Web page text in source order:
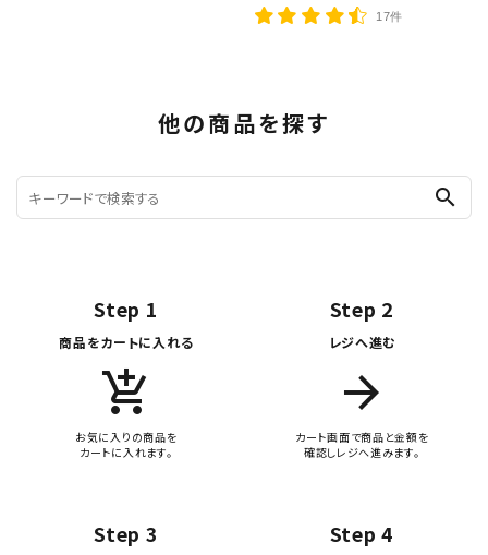
17件
他の商品を探す
search
Step 1
商品をカートに入れる
add_shopping_cart
お気に入りの商品を
カートに入れます。
Step 2
レジへ進む
arrow_forward
カート画面で商品と金額を
確認しレジへ進みます。
Step 3 Step 4